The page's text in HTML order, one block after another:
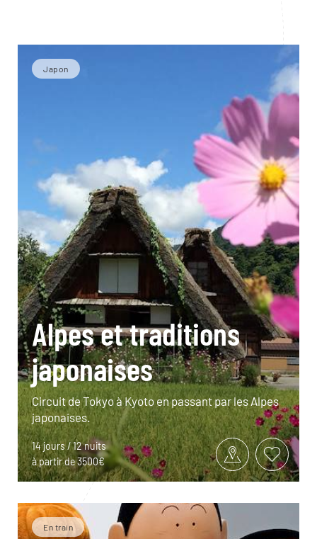
Japon
Alpes et traditions
japonaises
Circuit de Tokyo à Kyoto en passant par les Alpes
japonaises.
14 jours / 12 nuits
à partir de 3500€
En train